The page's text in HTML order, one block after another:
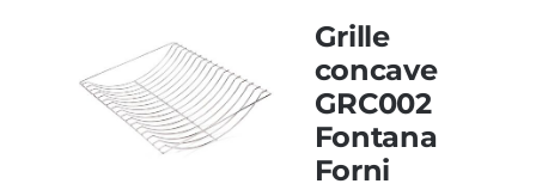
Poêles et chaudières
Conduit de fumées
Grille
concave
GRC002
Fontana
Forni